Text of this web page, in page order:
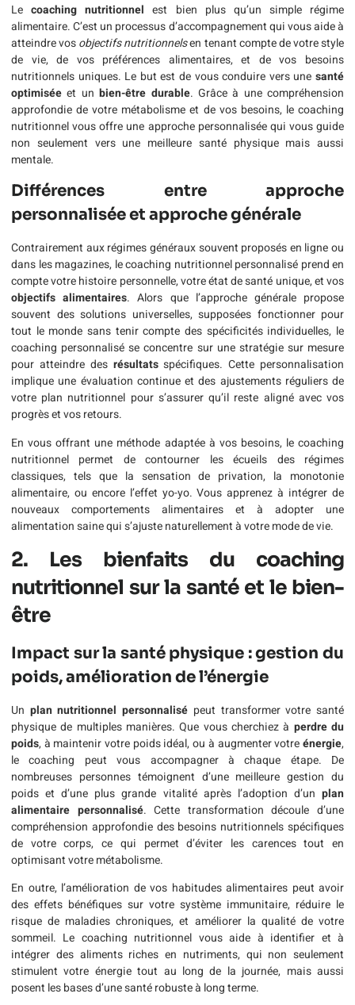
Lecoaching nutritionnel est bien plus qu’un simple régime
alimentaire. C’est un processus d’accompagnement qui vous aide à
atteindre vosobjectifs nutritionnelsen tenant compte de votre style
de vie, de vos préférences alimentaires, et de vos besoins
nutritionnels uniques. Le but est de vous conduire vers une santé
optimisée et unbien-être durable. Grâce à une compréhension
approfondie de votre métabolisme et de vos besoins, le coaching
nutritionnel vous offre une approche personnalisée qui vous guide
non seulement vers une meilleure santé physique mais aussi
mentale.
Différences entre approche
personnalisée et approche générale
Contrairement aux régimes généraux souvent proposés en ligne ou
dans les magazines, le coaching nutritionnel personnalisé prend en
compte votre histoire personnelle, votre état de santé unique, et vos
objectifs alimentaires. Alors que l’approche générale propose
souvent des solutions universelles, supposées fonctionner pour
tout le monde sans tenir compte des spécificités individuelles, le
coaching personnalisé se concentre sur une stratégie sur mesure
pour atteindre des résultatsspécifiques. Cette personnalisation
implique une évaluation continue et des ajustements réguliers de
votre plan nutritionnel pour s’assurer qu’il reste aligné avec vos
progrès et vos retours.
En vous offrant une méthode adaptée à vos besoins, le coaching
nutritionnel permet de contourner les écueils des régimes
classiques, tels que la sensation de privation, la monotonie
alimentaire, ou encore l’effet yo-yo. Vous apprenez à intégrer de
nouveaux comportements alimentaires et à adopter une
alimentation saine qui s’ajuste naturellement à votre mode de vie.
2. Les bienfaits du coaching
nutritionnel sur la santé et le bien-
être
Impact sur la santé physique : gestion du
poids, amélioration de l’énergie
Un plan nutritionnel personnalisé peut transformer votre santé
physique de multiples manières. Que vous cherchiez à perdre du
poids, à maintenir votre poids idéal, ou à augmenter votreénergie,
le coaching peut vous accompagner à chaque étape. De
nombreuses personnes témoignent d’une meilleure gestion du
poids et d’une plus grande vitalité après l’adoption d’un plan
alimentaire personnalisé. Cette transformation découle d’une
compréhension approfondie des besoins nutritionnels spécifiques
de votre corps, ce qui permet d’éviter les carences tout en
optimisant votre métabolisme.
En outre, l’amélioration de vos habitudes alimentaires peut avoir
des effets bénéfiques sur votre système immunitaire, réduire le
risque de maladies chroniques, et améliorer la qualité de votre
sommeil. Le coaching nutritionnel vous aide à identifier et à
intégrer des aliments riches en nutriments, qui non seulement
stimulent votre énergie tout au long de la journée, mais aussi
posent les bases d’une santé robuste à long terme.